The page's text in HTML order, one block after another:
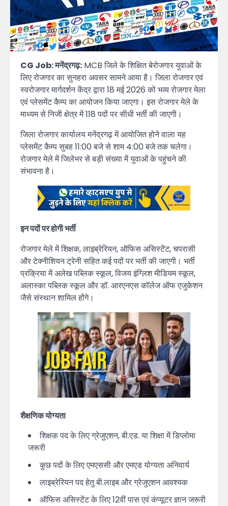
CG Job: मनेंद्रगढ़: MCB जिले के शिक्षित बेरोजगार युवाओं के
लिए रोजगार का सुनहरा अवसर सामने आया है। जिला रोजगार एवं
स्वरोजगार मार्गदर्शन केंद्र द्वारा 18 मई 2026 को भव्य रोजगार मेला
एवं प्लेसमेंट कैम्प का आयोजन किया जाएगा। इस रोजगार मेले के
माध्यम से निजी क्षेत्र में 118 पदों पर सीधी भर्ती की जाएगी।
जिला रोजगार कार्यालय मनेंद्रगढ़ में आयोजित होने वाला यह
प्लेसमेंट कैम्प सुबह 11:00 बजे से शाम 4:00 बजे तक चलेगा।
रोजगार मेले में जिलेभर से बड़ी संख्या में युवाओं के पहुंचने की
संभावना है।
इन पदों पर होगी भर्ती
रोजगार मेले में शिक्षक, लाइब्रेरियन, ऑफिस असिस्टेंट, चपरासी
और टेक्नीशियन ट्रेनी सहित कई पदों पर भर्ती की जाएगी। भर्ती
प्रक्रिया में अलेख पब्लिक स्कूल, विजय इंग्लिश मीडियम स्कूल,
अलास्का पब्लिक स्कूल और डॉ. आरएनएस कॉलेज ऑफ एजुकेशन
जैसे संस्थान शामिल होंगे।
शैक्षणिक योग्यता
शिक्षक पद के लिए ग्रेजुएशन, बी.एड. या शिक्षा में डिप्लोमा
जरूरी
कुछ पदों के लिए एमएससी और एमएड योग्यता अनिवार्य
लाइब्रेरियन पद हेतु बी.लाइब और ग्रेजुएशन आवश्यक
ऑफिस असिस्टेंट के लिए 12वीं पास एवं कंप्यूटर ज्ञान जरूरी